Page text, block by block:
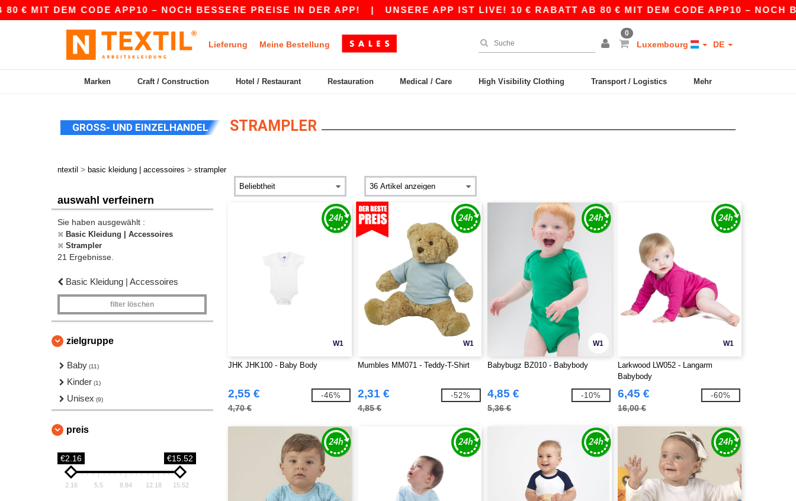
DEM CODE APP10 – NOCH BESSERE PREISE IN DER APP!|UNSERE APP IST LIVE! 10 € RABATT AB 80 € MIT DEM CODE APP10 – NOCH
Lieferung Meine Bestellung
0
Luxembourg DE
Marken Craft / Construction Hotel / Restaurant Restauration Medical / Care High Visibility Clothing Transport / Logistics Mehr
GROSS- UND EINZELHANDEL STRAMPLER
ntextil > basic kleidung | accessoires > strampler
auswahl verfeinern
Sie haben ausgewählt :
Basic Kleidung | Accessoires
Strampler
21 Ergebnisse.
Basic Kleidung | Accessoires
filter löschen
zielgruppe
Baby (11)
Kinder (1)
Unisex (9)
preis
€2.16 €15.52
2.16 5.5 8.84 12.18 15.52
W1
JHK JHK100 - Baby Body
2,55 €
4,70 €
-46%
W1
Mumbles MM071 - Teddy-T-Shirt
2,31 €
4,85 €
-52%
W1
Babybugz BZ010 - Babybody
4,85 €
5,36 €
-10%
W1
Larkwood LW052 - Langarm
Babybody
6,45 €
16,00 €
-60%